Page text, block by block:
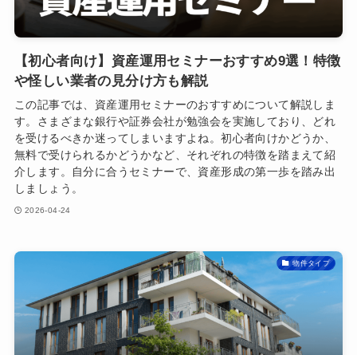
【初心者向け】資産運用セミナーおすすめ9選！特徴
や怪しい業者の見分け方も解説
この記事では、資産運用セミナーのおすすめについて解説しま
す。さまざまな銀行や証券会社が勉強会を実施しており、どれ
を受けるべきか迷ってしまいますよね。初心者向けかどうか、
無料で受けられるかどうかなど、それぞれの特徴を踏まえて紹
介します。自分に合うセミナーで、資産形成の第一歩を踏み出
しましょう。
2026-04-24
物件タイプ